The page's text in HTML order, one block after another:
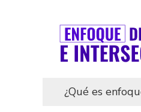
¿Qué es